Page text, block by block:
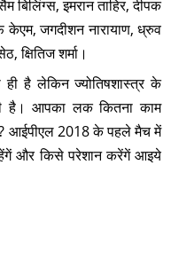
बिलिंग्स, इमरान ताहिर, दीपक
जगदीशन नारायाण, ध्रुव
क्षितिज शर्मा।
है लेकिन ज्योतिषशास्त्र के
है। आपका लक कितना काम
आईपीएल 2018 के पहले मैच में
और किसे परेशान करेंगें आइये